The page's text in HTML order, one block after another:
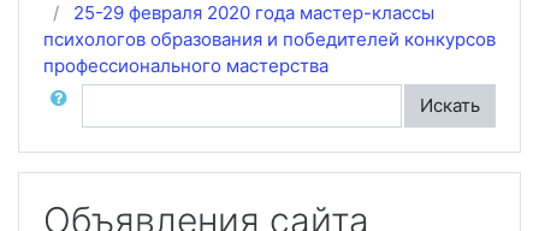
25-29 февраля 2020 года мастер-классы
психологов образования и победителей конкурсов
профессионального мастерства
Поиск по форумам
Искать
Объявления сайта